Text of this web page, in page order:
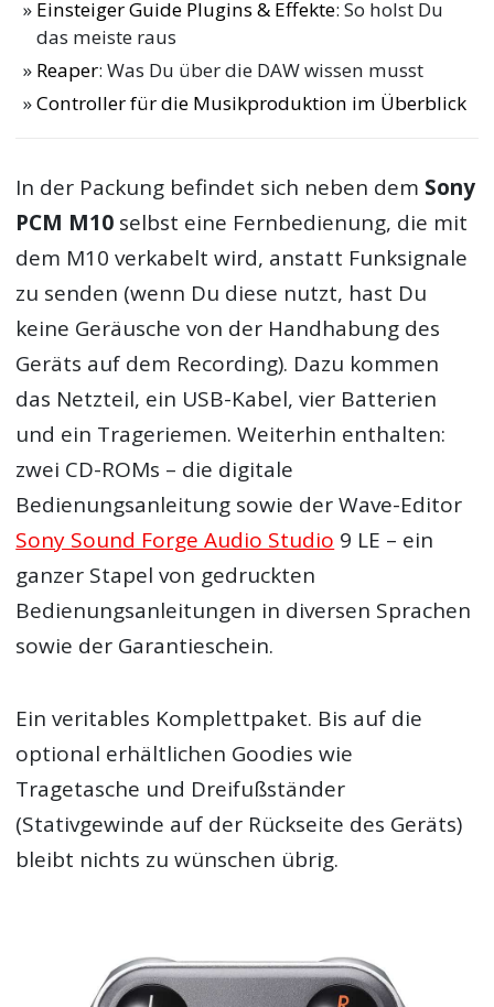
Einsteiger Guide Plugins & Effekte: So holst Du
das meiste raus
Reaper: Was Du über die DAW wissen musst
Controller für die Musikproduktion im Überblick
In der Packung befindet sich neben dem Sony
PCM M10 selbst eine Fernbedienung, die mit
dem M10 verkabelt wird, anstatt Funksignale
zu senden (wenn Du diese nutzt, hast Du
keine Geräusche von der Handhabung des
Geräts auf dem Recording). Dazu kommen
das Netzteil, ein USB-Kabel, vier Batterien
und ein Trageriemen. Weiterhin enthalten:
zwei CD-ROMs – die digitale
Bedienungsanleitung sowie der Wave-Editor
Sony Sound Forge Audio Studio 9 LE – ein
ganzer Stapel von gedruckten
Bedienungsanleitungen in diversen Sprachen
sowie der Garantieschein.
Ein veritables Komplettpaket. Bis auf die
optional erhältlichen Goodies wie
Tragetasche und Dreifußständer
(Stativgewinde auf der Rückseite des Geräts)
bleibt nichts zu wünschen übrig.